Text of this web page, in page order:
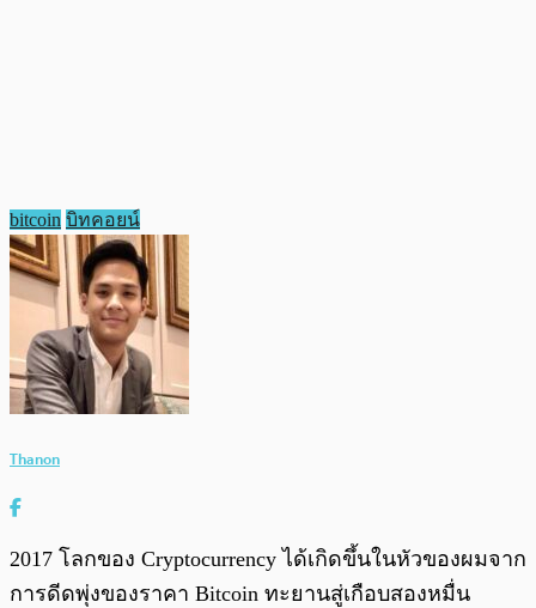
bitcoin บิทคอยน์
Thanon
2017 โลกของ Cryptocurrency ได้เกิดขึ้นในหัวของผมจาก
การดีดพุ่งของราคา Bitcoin ทะยานสู่เกือบสองหมื่น